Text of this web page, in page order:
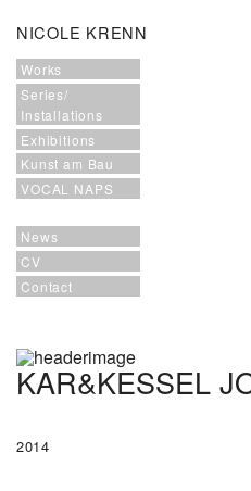
NICOLE KRENN
Works
Series/
Installations
Exhibitions
Kunst am Bau
VOCAL NAPS
News
CV
Contact
KAR&KESSEL
2014